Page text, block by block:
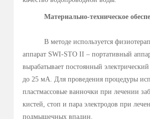
устраивает. В случае, если
можете добавить в воду для
воды). Проводите лечение в
перерывов и регулярно.
Вопрос: Что может влиять на
лечения?